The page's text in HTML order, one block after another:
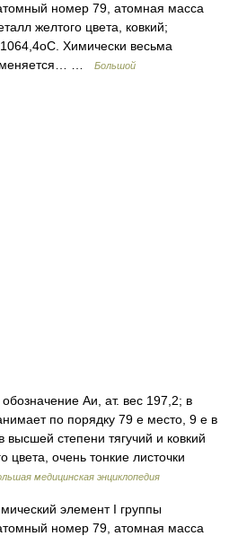
номер 79, атомная масса
желтого цвета, ковкий;
Химически весьма
…
Большой
Аи, ат. вес 197,2; в
по порядку 79 е место, 9 е в
высшей степени тягучий и ковкий
цвета, очень тонкие листочки
медицинская энциклопедия
элемент I группы
номер 79, атомная масса